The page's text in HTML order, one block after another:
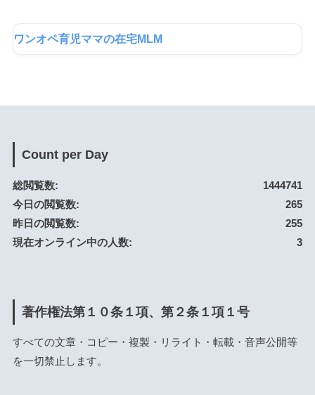
ワンオペ育児ママの在宅MLM
Count per Day
1444741
総閲覧数:
265
今日の閲覧数:
255
昨日の閲覧数:
3
現在オンライン中の人数:
著作権法第１０条１項、第２条１項１号
すべての文章・コピー・複製・リライト・転載・音声公開等
を一切禁止します。